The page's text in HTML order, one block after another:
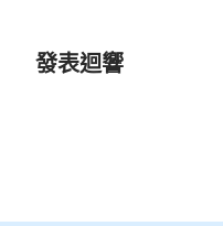
工作帶來的是人對神
發表迴響